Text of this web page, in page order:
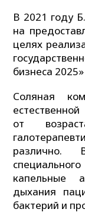
В 2021 году
на
целях
бизнеса
Соляная
от
капельные
дыхания
бактерий и